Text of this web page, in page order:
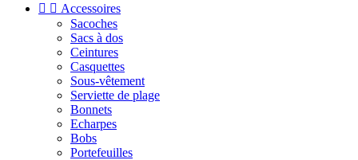
  Accessoires
Sacoches
Sacs à dos
Ceintures
Casquettes
Sous-vêtement
Serviette de plage
Bonnets
Echarpes
Bobs
Portefeuilles